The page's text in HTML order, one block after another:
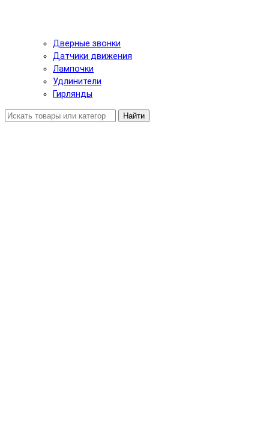
Дверные звонки
Датчики движения
Лампочки
Удлинители
Гирлянды
Найти